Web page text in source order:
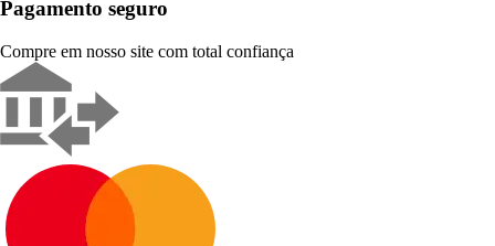
Pagamento seguro
Compre em nosso site com total confiança